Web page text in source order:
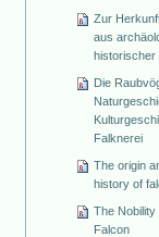
Zur
aus
historischer
Die
Falknerei
The origin
history of
The Nobility
Falcon